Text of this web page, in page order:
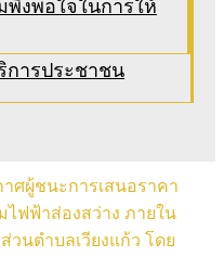
พึงพอใจในการให้
การประชาชน
าศผู้ชนะการเสนอราคา
ไฟฟ้าส่องสว่าง ภายใน
นตำบลเวียงแก้ว โดย